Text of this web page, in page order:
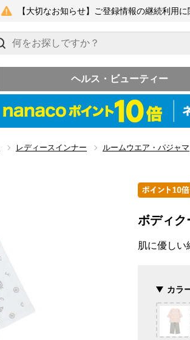
【大切なお知らせ】ご登録情報の継続利用
ヘルス・ビューティー
レディースインナー ルームウエア・パジャマ
ボディ
肌に優しい
カラ